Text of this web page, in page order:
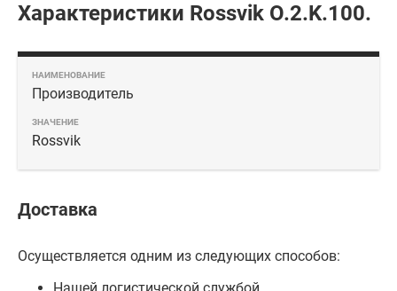
Характеристики Rossvik O.2.K.100.
Производитель
Rossvik
Доставка
Осуществляется одним из следующих способов: